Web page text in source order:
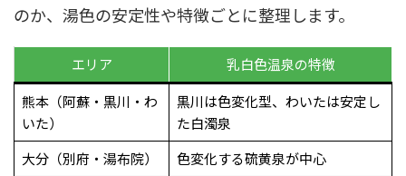
のか、湯色の安定性や特徴ごとに整理します。
エリア
乳白色温泉の特徴
熊本（阿蘇・黒川・わ
いた）
黒川は色変化型、わいたは安定し
た白濁泉
大分（別府・湯布院）
色変化する硫黄泉が中心